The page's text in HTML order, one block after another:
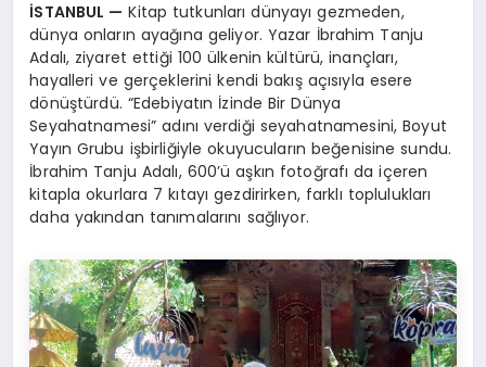
İSTANBUL — Kitap tutkunları dünyayı gezmeden,
dünya onların ayağına geliyor. Yazar İbrahim Tanju
Adalı, ziyaret ettiği 100 ülkenin kültürü, inançları,
hayalleri ve gerçeklerini kendi bakış açısıyla esere
dönüştürdü. “Edebiyatın İzinde Bir Dünya
Seyahatnamesi” adını verdiği seyahatnamesini, Boyut
Yayın Grubu işbirliğiyle okuyucuların beğenisine sundu.
İbrahim Tanju Adalı, 600’ü aşkın fotoğrafı da içeren
kitapla okurlara 7 kıtayı gezdirirken, farklı toplulukları
daha yakından tanımalarını sağlıyor.